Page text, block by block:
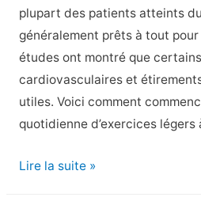
plupart des patients atteints
généralement prêts à tout
études ont montré que
cardiovasculaires et
utiles. Voici comment
quotidienne d’exercices
10
Lire la suite »